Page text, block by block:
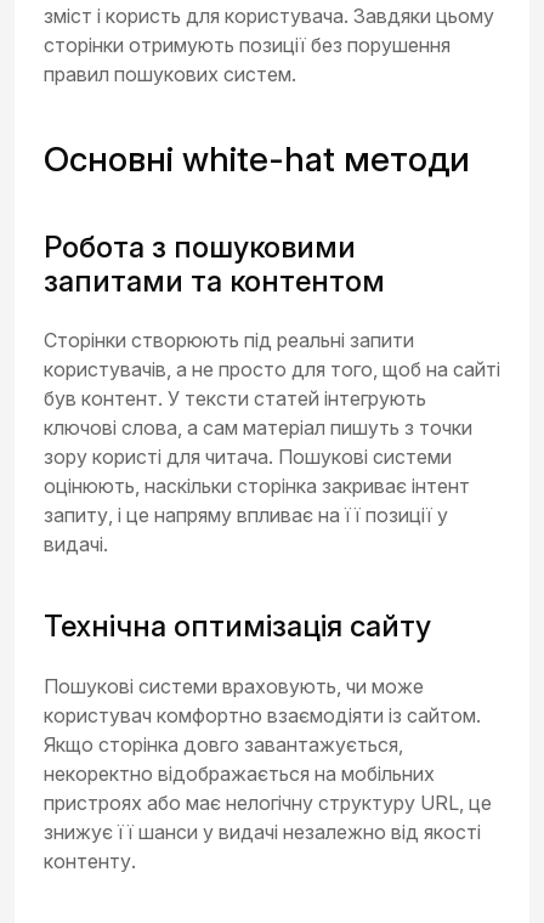
зміст і користь для користувача. Завдяки цьому
сторінки отримують позиції без порушення
правил пошукових систем.
Основні white-hat методи
Робота з пошуковими
запитами та контентом
Сторінки створюють під реальні запити
користувачів, а не просто для того, щоб на сайті
був контент. У тексти статей інтегрують
ключові слова, а сам матеріал пишуть з точки
зору користі для читача. Пошукові системи
оцінюють, наскільки сторінка закриває інтент
запиту, і це напряму впливає на її позиції у
видачі.
Технічна оптимізація сайту
Пошукові системи враховують, чи може
користувач комфортно взаємодіяти із сайтом.
Якщо сторінка довго завантажується,
некоректно відображається на мобільних
пристроях або має нелогічну структуру URL, це
знижує її шанси у видачі незалежно від якості
контенту.